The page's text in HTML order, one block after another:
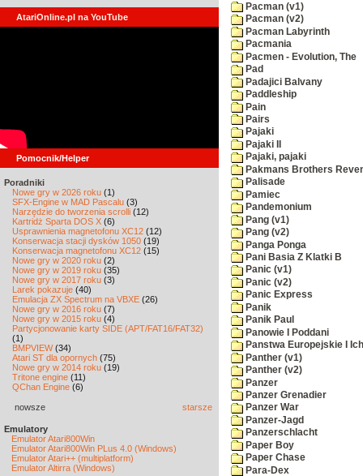
AtariOnline.pl na YouTube
Pomocnik/Helper
Poradniki
Nowe gry w 2026 roku (1)
SFX-Engine w MAD Pascalu (3)
Narzędzie do tworzenia scrolli (12)
Kartridż Sparta DOS X (6)
Usprawnienia magnetofonu XC12 (12)
Konserwacja stacji dysków 1050 (19)
Konserwacja magnetofonu XC12 (15)
Nowe gry w 2020 roku (2)
Nowe gry w 2019 roku (35)
Nowe gry w 2017 roku (3)
Larek pokazuje (40)
Emulacja ZX Spectrum na VBXE (26)
Nowe gry w 2016 roku (7)
Nowe gry w 2015 roku (4)
Partycjonowanie karty SIDE (APT/FAT16/FAT32)
(1)
BMPVIEW(34)
Atari ST dla opornych (75)
Nowe gry w 2014 roku (19)
Tritone engine (11)
QChan Engine (6)
nowsze starsze
Emulatory
Emulator Atari800Win
Emulator Atari800Win PLus 4.0 (Windows)
Emulator Atari++ (multiplatform)
Emulator Altirra (Windows)
Pacman (v1)
Pacman (v2)
Pacman Labyrinth
Pacmania
Pacmen - Evolution, The
Pad
Padajici Balvany
Paddleship
Pain
Pairs
Pajaki
Pajaki II
Pajaki, pajaki
Pakmans Brothers
Palisade
Pamiec
Pandemonium
Pang (v1)
Pang (v2)
Panga Ponga
Pani Basia Z Klatki B
Panic (v1)
Panic (v2)
Panic Express
Panik
Panik Paul
Panowie I Poddani
Panstwa Europejskie I
Panther (v1)
Panther (v2)
Panzer
Panzer Grenadier
Panzer War
Panzer-Jagd
Panzerschlacht
Paper Boy
Paper Chase
Para-Dex